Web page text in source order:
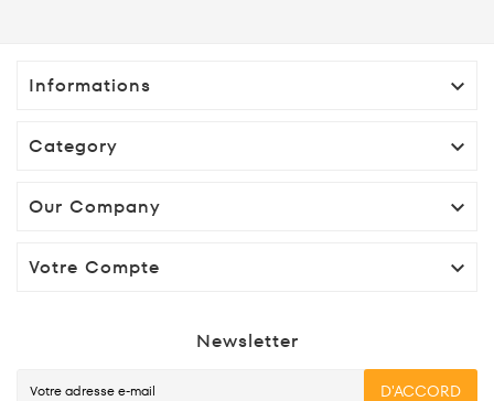
Informations 
Category 
Our Company 
Votre Compte 
Newsletter
D'ACCORD